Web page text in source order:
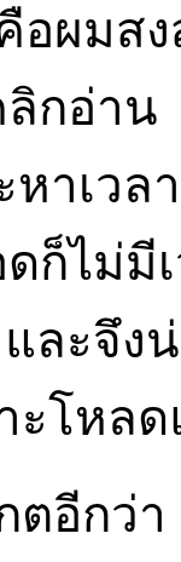
ผมส
กอ่าน
าเว
ก็ไม่มี
ละจึง
ะโหล
กว่า